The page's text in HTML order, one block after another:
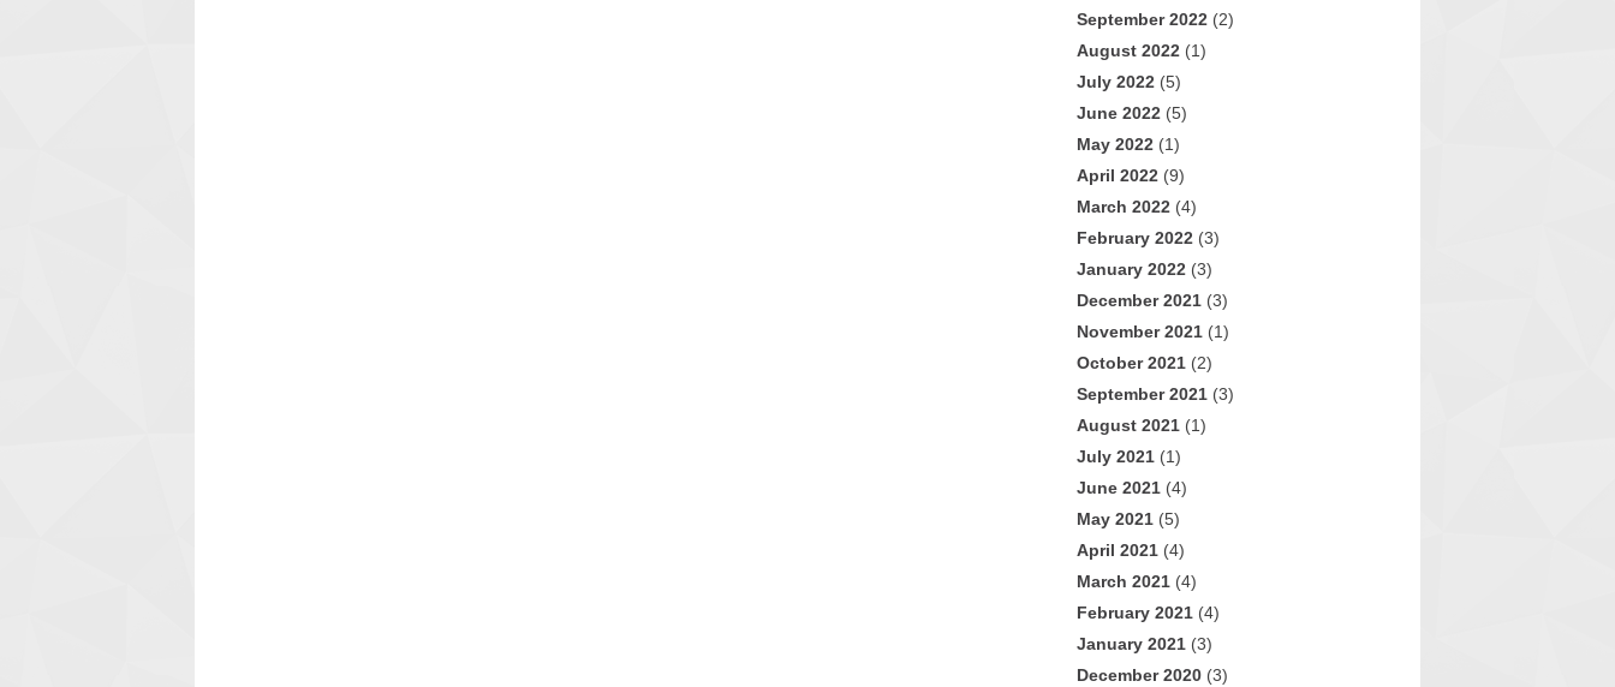
September 2022 (2)
August 2022 (1)
July 2022 (5)
June 2022 (5)
May 2022 (1)
April 2022 (9)
March 2022 (4)
February 2022 (3)
January 2022 (3)
December 2021 (3)
November 2021 (1)
October 2021 (2)
September 2021 (3)
August 2021 (1)
July 2021 (1)
June 2021 (4)
May 2021 (5)
April 2021 (4)
March 2021 (4)
February 2021 (4)
January 2021 (3)
December 2020 (3)